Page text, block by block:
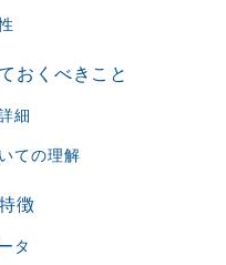
おくべきこと
細
ての理解
徴
タ